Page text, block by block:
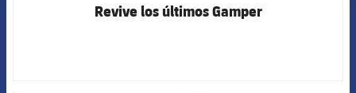
Revive los últimos Gamper